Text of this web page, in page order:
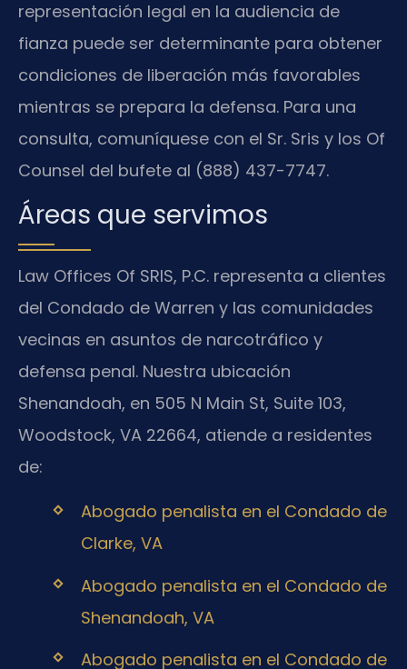
representación legal en la audiencia de
fianza puede ser determinante para obtener
condiciones de liberación más favorables
mientras se prepara la defensa. Para una
consulta, comuníquese con el Sr. Sris y los Of
Counsel del bufete al (888) 437-7747.
Áreas que servimos
Law Offices Of SRIS, P.C. representa a clientes
del Condado de Warren y las comunidades
vecinas en asuntos de narcotráfico y
defensa penal. Nuestra ubicación
Shenandoah, en 505 N Main St, Suite 103,
Woodstock, VA 22664, atiende a residentes
de:
Abogado penalista en el Condado de
Clarke, VA
Abogado penalista en el Condado de
Shenandoah, VA
Abogado penalista en el Condado de